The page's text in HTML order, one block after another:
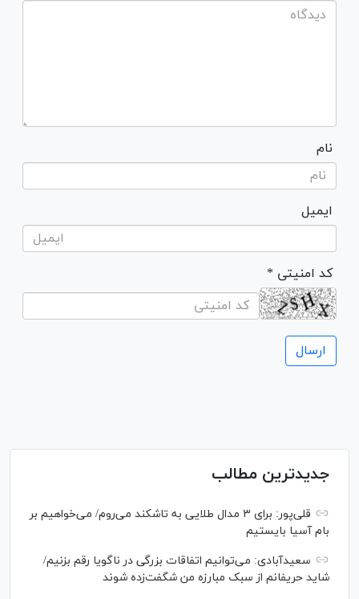
نام
ایمیل
* کد امنیتی
جدیدترین مطالب
قلی‌پور: برای ۳ مدال طلایی به تاشکند می‌روم/ می‌خواهیم بر
بام آسیا بایستیم
سعیدآبادی: می‌توانیم اتفاقات بزرگی در ناگویا رقم بزنیم/
شاید حریفانم از سبک مبارزه من شگفت‌زده شوند